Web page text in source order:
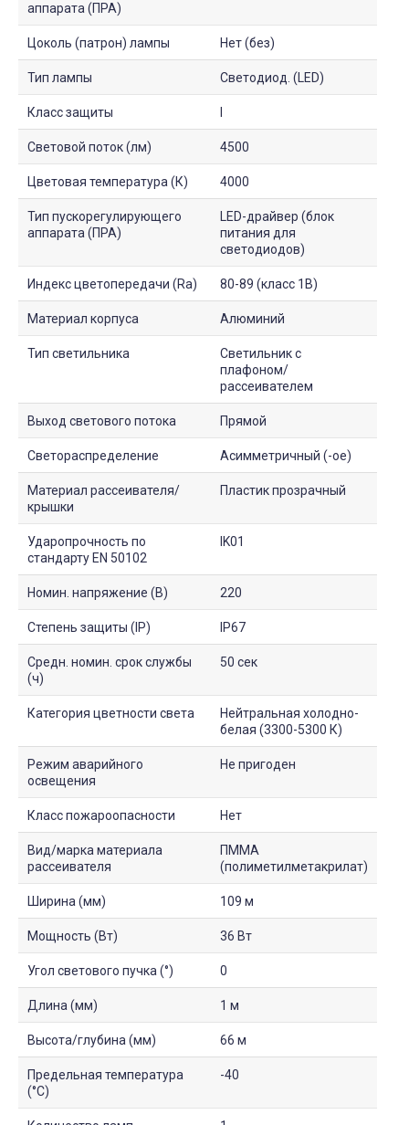
аппарата (ПРА)
Цоколь (патрон) лампы Нет (без)
Тип лампы Светодиод. (LED)
Класс защиты
Световой поток (лм) 4500
Цветовая температура (К) 4000
Тип пускорегулирующего
аппарата (ПРА)
LED-драйвер (блок
питания для
светодиодов)
Индекс цветопередачи (Ra) 80-89 (класс 1B)
Материал корпуса Алюминий
Тип светильника
Светильник с
плафоном/
рассеивателем
Выход светового потока Прямой
Светораспределение Асимметричный (-ое)
Материал рассеивателя/
крышки
Пластик прозрачный
Ударопрочность по
стандарту EN 50102
IK01
Номин. напряжение (В) 220
Степень защиты (IP) IP67
Средн. номин. срок службы
(ч)
50 сек
Категория цветности света
Нейтральная холодно-
белая (3300-5300 К)
Режим аварийного
освещения
Не пригоден
Класс пожароопасности Нет
Вид/марка материала
рассеивателя
ПММА
(полиметилметакрилат)
Ширина (мм) 109 м
Мощность (Вт) 36 Вт
Угол светового пучка (°) 0
Длина (мм) 1 м
Высота/глубина (мм) 66 м
Предельная температура
(°C)
-40